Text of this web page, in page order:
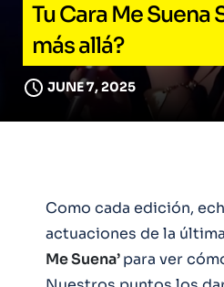
Tu Cara Me Suena
más allá?
JUNE 7, 2025
Como cada edición,
actuaciones de la
Me Suena’para ver